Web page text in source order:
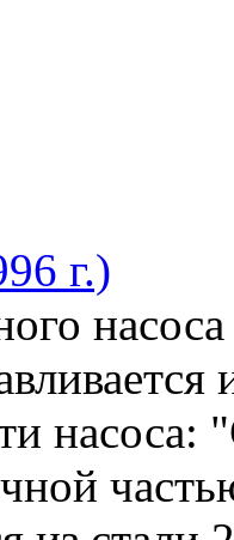
г.)
насоса: